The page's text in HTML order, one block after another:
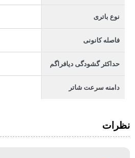
نوع باتری
فاصله کانونی
حداکثر گشودگی دیافراگم
دامنه سرعت شاتر
نظرات